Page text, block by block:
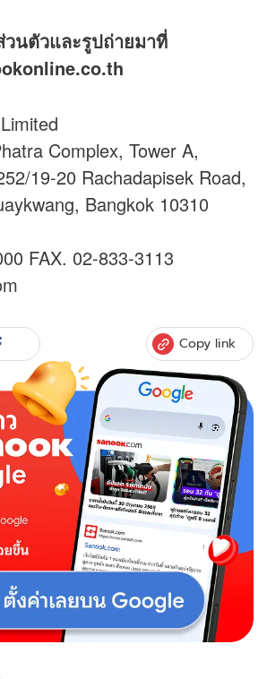
วนตัวและรูปถ่ายมาที่
Complex, Tower A,
19-20 Rachadapisek Road,
Bangkok 10310
FAX. 02-833-3113
Copy link